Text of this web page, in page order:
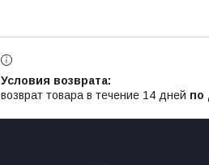
возврат товара в течение 14 дней по